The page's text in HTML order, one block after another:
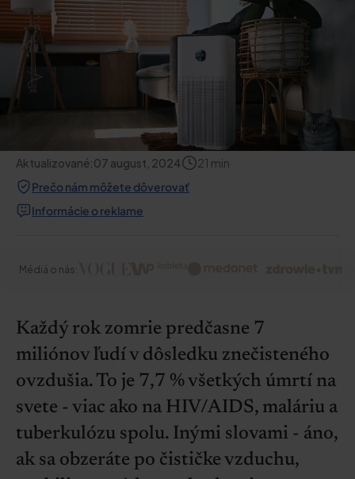
Aktualizované:07 august, 2024 21 min
Prečo nám môžete dôverovať
Informácie o reklame
Médiá o nás:
Každý rok zomrie predčasne 7
miliónov ľudí v dôsledku znečisteného
ovzdušia. To je 7,7 % všetkých úmrtí na
svete - viac ako na HIV/AIDS, maláriu a
tuberkulózu spolu. Inými slovami - áno,
ak sa obzeráte po čističke vzduchu,